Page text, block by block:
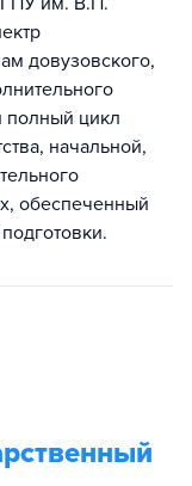
довузовского,
полный цикл
начальной,
обеспеченный